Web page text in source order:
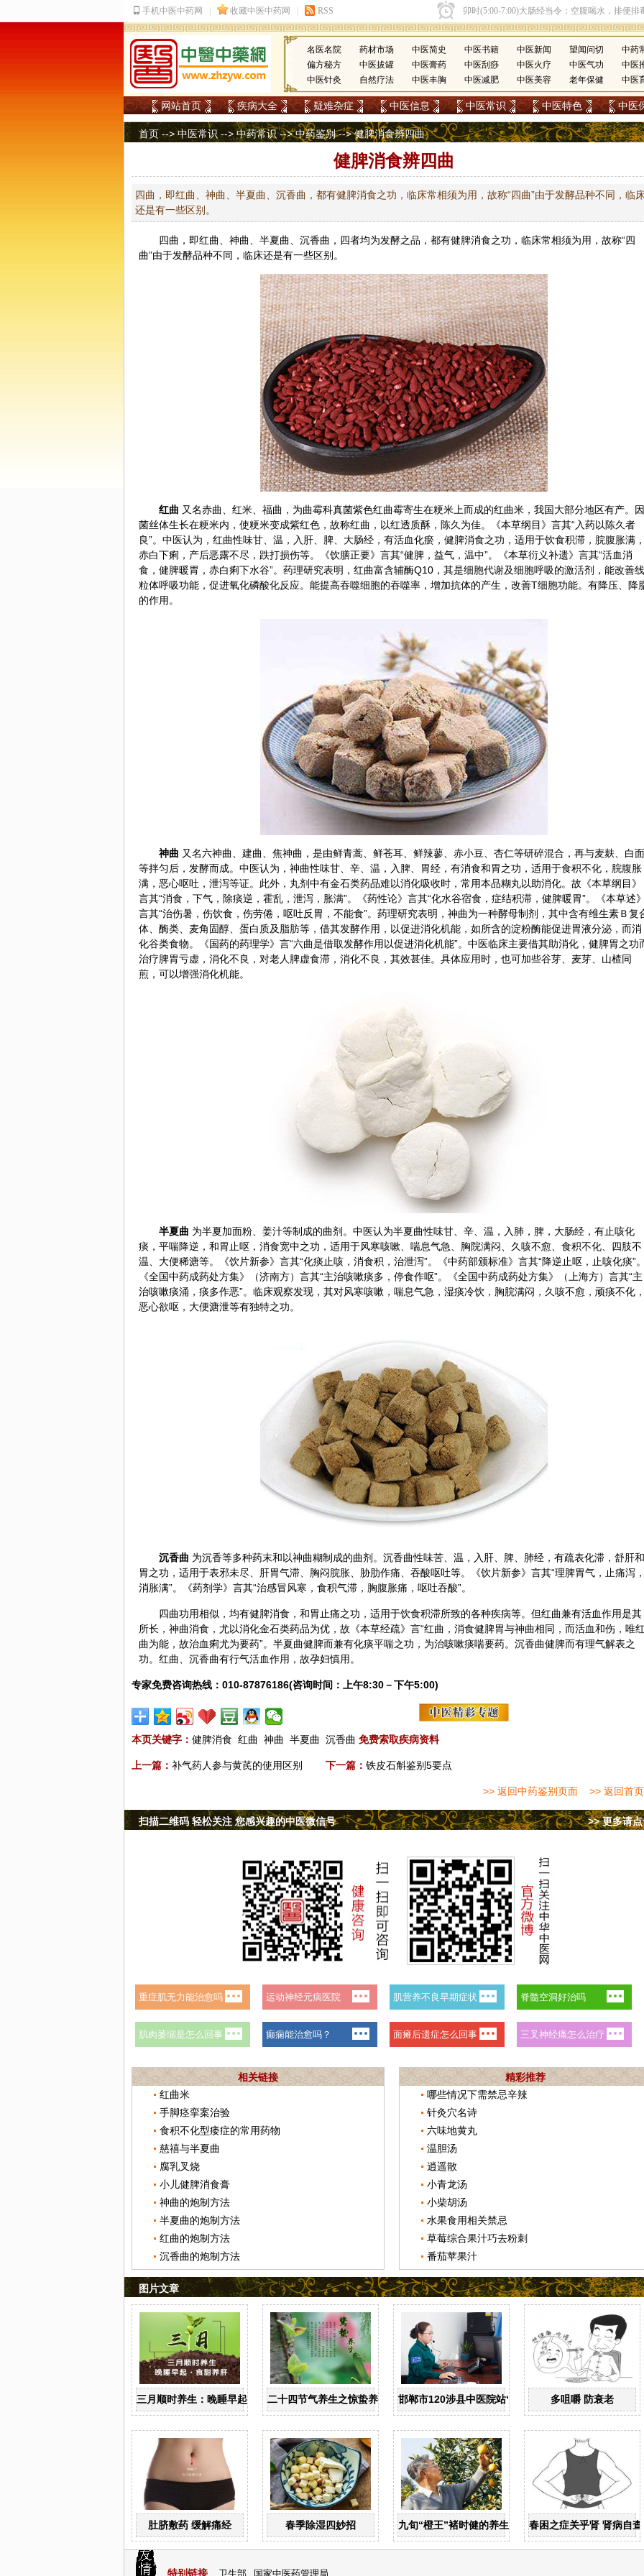
名医名院 药材市场 中医简史 中医书籍 中医新闻 望闻问切
中药
偏方秘方
中医拔罐 中医膏药 中医刮痧 中医火疗 中医气功
中医
中医针灸
自然疗法 中医丰胸 中医减肥 中医美容 老年保健 中医
网站首页 疾病大全 疑难杂症 中医信息 中医常识 中医特色 中医
首页 -->中医常识 -->中药常识-->中药鉴别--> 健脾消食辨四曲
健脾消食辨四曲
四曲，即红曲、神曲、半夏曲、沉香曲，都有健脾消食之功，临床常相须为用，故称“四曲”由于发酵品种不同，临
还是有一些区别。
四曲，即红曲、 神曲 半夏曲、 沉香曲，四者均为发酵之品，都有健脾消食之功，临床常相须为用，故称“四
曲”由于发酵品种不同，临床还是有一些区别。
红曲 又名赤曲、红米、福曲，为曲霉科真菌紫色红曲霉寄生在粳米上而成的红曲米，我国大部分地区有产。因
菌丝体生长在粳米内，使粳米变成紫红色，故称红曲，以红透质酥，陈久为佳。《本草纲目》言其“入药以陈久者
良”。 中医认为，红曲性味甘、温，入肝、脾、大肠经，有活血化瘀，健脾消食之功，适用于饮食积滞，脘腹胀满
赤白下痢，产后恶露不尽，跌打损伤等。《饮膳正要》言其“健脾，益气，温中”。《本草衍义补遗》言其“活血消
食，健脾暖胃，赤白痢下水谷”。药理研究表明，红曲富含辅酶Q10，其是细胞代谢及细胞呼吸的激活剂，能改善线
粒体呼吸功能，促进氧化磷酸化反应。能提高吞噬细胞的吞噬率，增加抗体的产生，改善T细胞功能。有降压、降
的作用。
神曲 又名六神曲、建曲、焦神曲，是由鲜青蒿 、鲜苍耳、鲜辣蓼 赤小豆 杏仁等研碎混合，再与麦麸、白面
等拌匀后，发酵而成。中医认为，神曲性味甘、辛、温，入脾、胃经，有消食和胃之功，适用于食积不化，脘腹胀
满，恶心呕吐，泄泻等证。此外，丸剂中有金石类药品难以消化吸收时，常用本品糊丸以助消化。故《本草纲目》
言其“消食，下气，除痰逆，霍乱，泄泻，胀满”。《药性论》言其“化水谷宿食，症结积滞，健脾暖胃”。《本草述
言其“治伤暑，伤饮食，伤劳倦，呕吐反胃，不能食”。药理研究表明，神曲为一种酵母制剂，其中含有维生素Ｂ复
体、酶类、麦角固醇、蛋白质及脂肪等，借其发酵作用，以促进消化机能，如所含的淀粉酶能促进胃液分泌，而消
化谷类食物。《国药的药理学》言“六曲是借取发酵作用以促进消化机能”。中医临床主要借其助消化，健脾胃之功
治疗脾胃亏虚，消化不良，对老人脾虚食滞，消化不良，其效甚佳。具体应用时，也可加些谷芽 麦芽 山楂同
煎，可以增强消化机能。
半夏曲 为半夏加面粉、姜汁等制成的曲剂。中医认为半夏曲性味甘、辛、温，入肺，脾，大肠经，有止咳化
痰，平喘降逆，和胃止呕，消食宽中之功，适用于风寒咳嗽、喘息气急、胸院满闷、久咳不愈、食积不化、四肢不
温、大便稀溏等。《饮片新参》言其“化痰止咳，消食积，治泄泻”。《中药部颁标准》言其“降逆止呕，止咳化痰”
《全国中药成药处方集》（济南方）言其“主治咳嗽痰多，停食作呕”。《全国中药成药处方集》（上海方）言其“主
治咳嗽痰涌，痰多作恶”。临床观察发现，其对风寒咳嗽，喘息气急，湿痰冷饮，胸脘满闷，久咳不愈，顽痰不化
恶心欲呕，大便溏泄等有独特之功。
沉香曲 为沉香等多种药末和以神曲糊制成的曲剂。沉香曲性味苦、温，入肝、脾、肺经，有疏表化滞，舒肝和
胃之功，适用于表邪未尽、肝胃气滞、胸闷脘胀、胁肋作痛、吞酸呕吐等。《饮片新参》言其“理脾胃气，止痛泻
消胀满”。《药剂学》言其“治感冒风寒，食积气滞，胸腹胀痛，呕吐吞酸”。
四曲功用相似，均有健脾消食，和胃止痛之功，适用于饮食积滞所致的各种疾病等。但红曲兼有活血作用是其
所长，神曲消食，尤以消化金石类药品为优，故《本草经疏》言“红曲，消食健脾胃与神曲相同，而活血和伤，唯
曲为能，故治血痢尤为要药”。半夏曲健脾而兼有化痰平喘之功，为治咳嗽痰喘要药。沉香曲健脾而有理气解表之
功。红曲、沉香曲有行气活血作用，故孕妇慎用。
专家免费咨询热线：010-87876186(咨询时间：上午8:30－下午5:00)
本页关键字： 健脾消食 红曲 神曲 半夏曲 沉香曲 免费索取疾病资料
上一篇： 补气药人参与黄芪的使用区别 下一篇： 铁皮石斛鉴别5要点
>> 返回中药鉴别页面 >> 返回首页
>> 更多请
扫描二维码 轻松关注 您感兴趣的中医微信号
相关链接
红曲米
手脚痉挛案治验
食积不化型痿症的常用药物
慈禧与半夏曲
腐乳叉烧
小儿健脾消食膏
神曲的炮制方法
半夏曲的炮制方法
红曲的炮制方法
沉香曲的炮制方法
精彩推荐
哪些情况下需禁忌辛辣
针灸穴名诗
六味地黄丸
温胆汤
逍遥散
小青龙汤
小柴胡汤
水果食用相关禁忌
草莓综合果汁巧去粉刺
番茄苹果汁
图片文章
三月顺时养生：晚睡早起 食甜养肝二十四节气养生之惊蛰养生 邯郸市120涉县中医院站“一键拨”开通了多咀嚼 防衰老
肚脐敷药 缓解痛经 春季除湿四妙招 九旬“橙王”褚时健的养生智慧春困之症关乎肾 肾病自
特别链接 卫生部 国家中医药管理局